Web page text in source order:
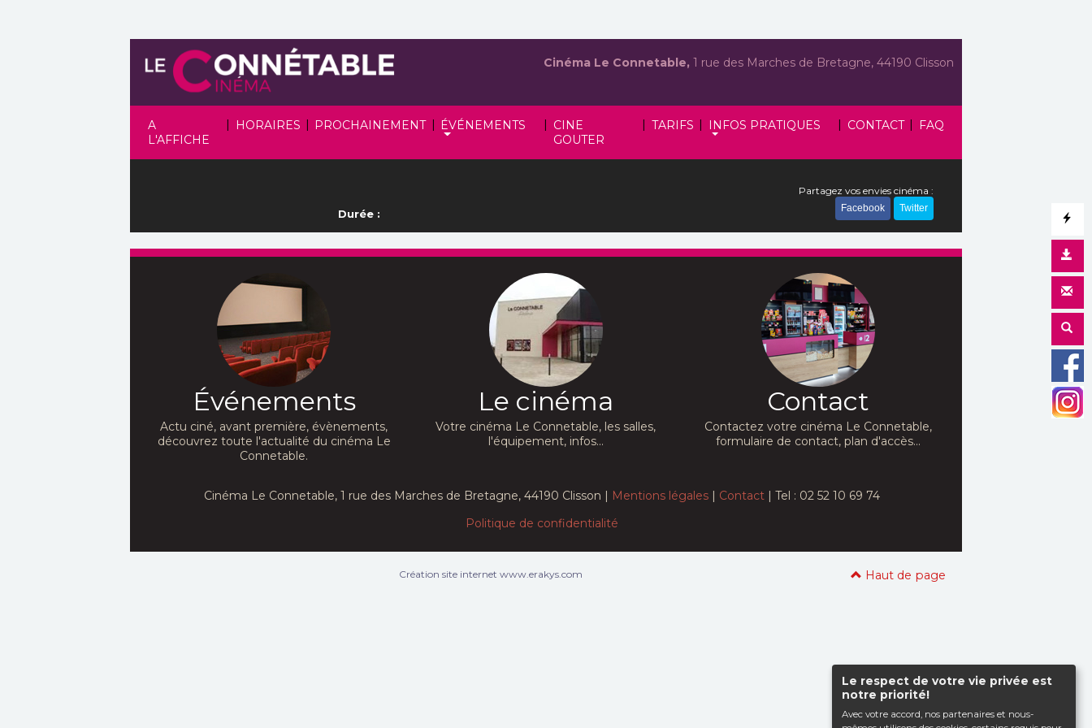
Le respect de votre vie privée est
notre priorité!
Avec votre accord, nos partenaires et nous-
A
L'AFFICHE
| HORAIRES | PROCHAINEMENT | ÉVÉNEMENTS | CINE
GOUTER
| TARIFS | INFOS PRATIQUES | CONTACT | FAQ
Cinéma Le Connetable, 1 rue des Marches de Bretagne, 44190 Clisson
Durée :
Partagez vos envies cinéma :
Facebook Twitter
Événements
Actu ciné, avant première, évènements,
découvrez toute l'actualité du cinéma Le
Connetable.
Le cinéma
Votre cinéma Le Connetable, les salles,
l'équipement, infos...
Contact
Contactez votre cinéma Le Connetable,
formulaire de contact, plan d'accès...
Cinéma Le Connetable, 1 rue des Marches de Bretagne, 44190 Clisson | Mentions légales | Contact | Tel : 02 52 10 69 74
Politique de confidentialité
Haut de page
Création site internet www.erakys.com